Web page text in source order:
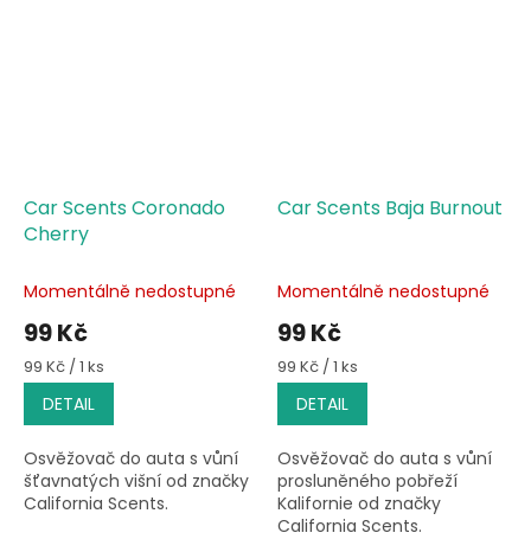
Car Scents Coronado
Cherry
Momentálně nedostupné
99 Kč
Měrná
cena:
99 Kč / 1 ks
DETAIL
Osvěžovač do auta s vůní
šťavnatých višní od značky
California Scents.
Car Scents Baja Burnout
Momentálně nedostupné
99 Kč
Měrná
cena:
99 Kč / 1 ks
DETAIL
Osvěžovač do auta s vůní
prosluněného pobřeží
Kalifornie od značky
California Scents.